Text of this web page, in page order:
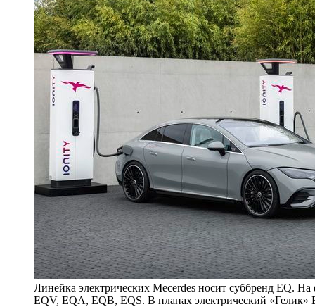
Линейка электрических Mecerdes носит суббренд EQ.
EQV, EQA, EQB, EQS. В планах электрический «Гелик»